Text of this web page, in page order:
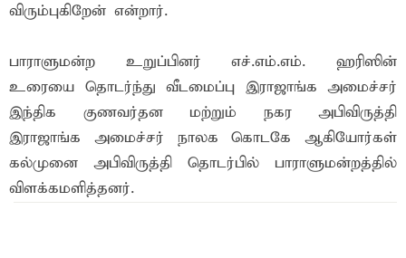
விரும்புகிறேன் என்றார்.
பாராளுமன்ற உறுப்பினர் எச்.எம்.எம். ஹரிஸின்
உரையை தொடர்ந்து வீடமைப்பு இராஜாங்க அமைச்சர்
இந்திக குணவர்தன மற்றும் நகர அபிவிருத்தி
இராஜாங்க அமைச்சர் நாலக கொடகே ஆகியோர்கள்
கல்முனை அபிவிருத்தி தொடர்பில் பாராளுமன்றத்தில்
விளக்கமளித்தனர்.